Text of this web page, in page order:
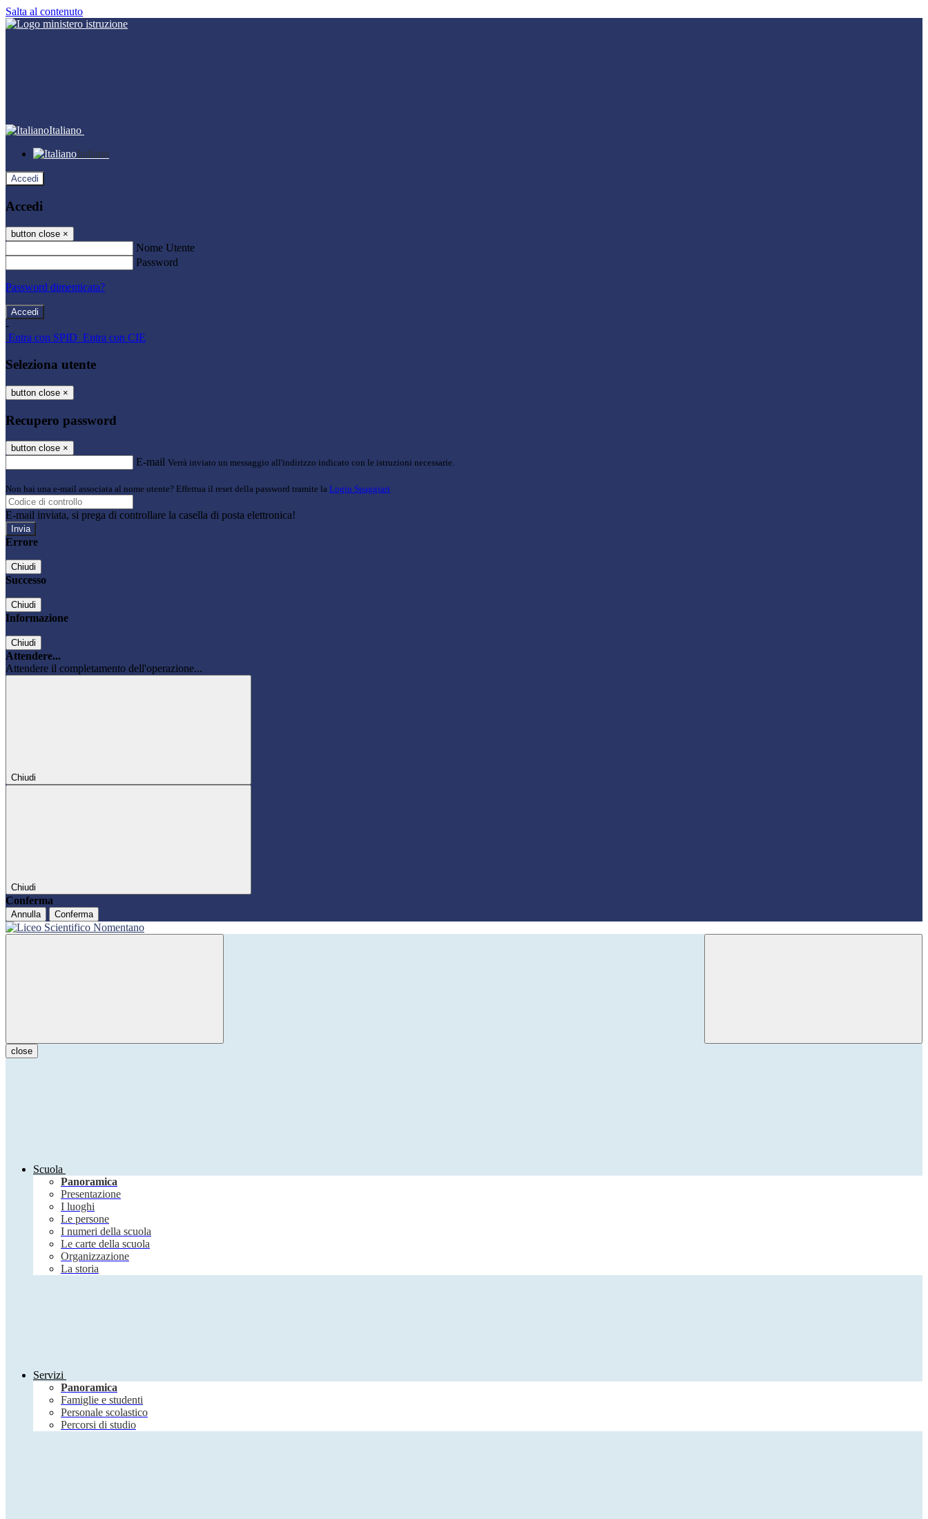
Salta al contenuto
Italiano
Italiano
Accedi
Accedi
button close ×
Nome Utente
Password
Password dimenticata?
-
Entra con SPID Entra con CIE
Seleziona utente
button close ×
Recupero password
button close ×
E-mail Verrà inviato un messaggio all'indirizzo indicato con le istruzioni necessarie.
Non hai una e-mail associata al nome utente? Effettua il reset della password tramite la Login Spaggiari
E-mail inviata, si prega di controllare la casella di posta elettronica!
Errore
Chiudi
Successo
Chiudi
Informazione
Chiudi
Attendere...
Attendere il completamento dell'operazione...
Chiudi
Chiudi
Conferma
Annulla Conferma
close
Scuola
Panoramica
Presentazione
I luoghi
Le persone
I numeri della scuola
Le carte della scuola
Organizzazione
La storia
Servizi
Panoramica
Famiglie e studenti
Personale scolastico
Percorsi di studio